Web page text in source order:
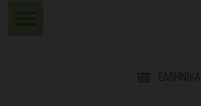
ΕΛΛΗΝΙΚΆ